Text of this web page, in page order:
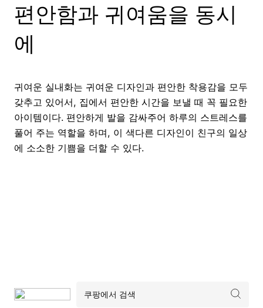
편안함과 귀여움을 동시
에
귀여운 실내화는 귀여운 디자인과 편안한 착용감을 모두
갖추고 있어서, 집에서 편안한 시간을 보낼 때 꼭 필요한
아이템이다. 편안하게 발을 감싸주어 하루의 스트레스를
풀어 주는 역할을 하며, 이 색다른 디자인이 친구의 일상
에 소소한 기쁨을 더할 수 있다.